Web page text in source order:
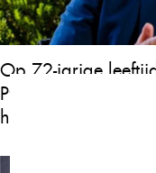
Op 72-jarige
Pfaff echt
hem op 72-jarige